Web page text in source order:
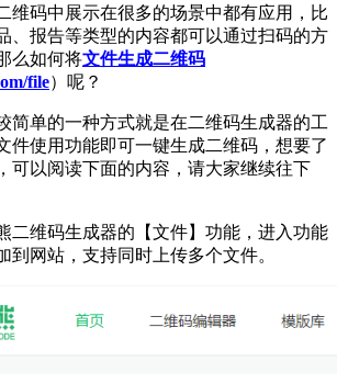
维码中展示在很多的场景中都有应用，比
、报告等类型的内容都可以通过扫码的方
么如何将文件生成二维码
file）呢？
简单的一种方式就是在二维码生成器的工
件使用功能即可一键生成二维码，想要了
可以阅读下面的内容，请大家继续往下
二维码生成器的【文件】功能，进入功能
到网站，支持同时上传多个文件。